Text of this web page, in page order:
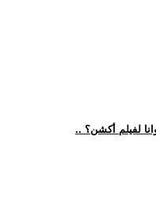
لفيلم أكشن؟